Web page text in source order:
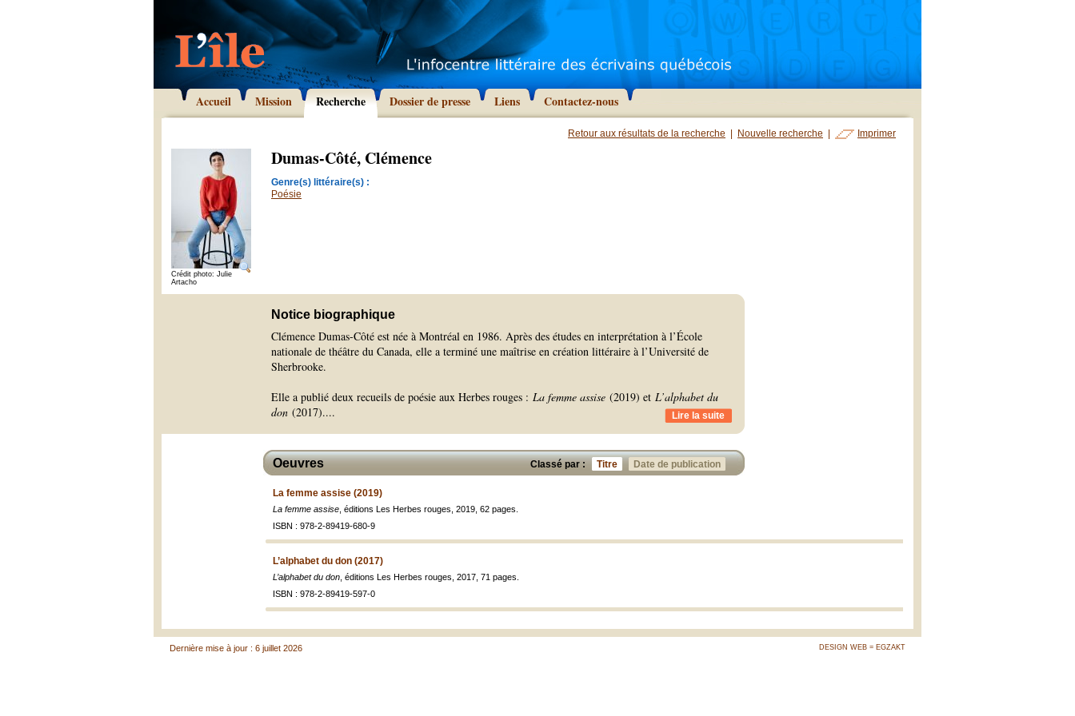
Accueil Mission Recherche Dossier de presse Liens Contactez-nous
Retour aux résultats de la recherche Nouvelle recherche Imprimer
Crédit photo: Julie
Artacho
Dumas-Côté, Clémence
Genre(s) littéraire(s) :
Poésie
Notice biographique
Clémence Dumas-Côté est née à Montréal en 1986. Après des études en interprétation à l’École
nationale de théâtre du Canada, elle a terminé une maîtrise en création littéraire à l’Université de
Sherbrooke.
Elle a publié deux recueils de poésie aux Herbes rouges : La femme assise (2019) et L’alphabet du
don (2017).... Lire la suite
Classé par : Titre Date de publication
Oeuvres
La femme assise (2019)
La femme assise , éditions Les Herbes rouges, 2019, 62 pages.
ISBN : 978-2-89419-680-9
L’alphabet du don (2017)
L’alphabet du don , éditions Les Herbes rouges, 2017, 71 pages.
ISBN : 978-2-89419-597-0
DESIGN WEB = EGZAKT
Dernière mise à jour : 6 juillet 2026